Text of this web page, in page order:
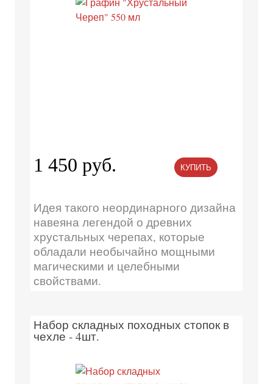
1 450 руб. КУПИТЬ
Идея такого неординарного дизайна
навеяна легендой о древних
хрустальных черепах, которые
обладали необычайно мощными
магическими и целебными
свойствами.
Набор складных походных стопок в
чехле - 4шт.